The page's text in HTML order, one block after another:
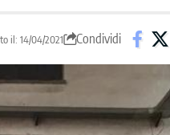
il: 14/04/2021 Condividi